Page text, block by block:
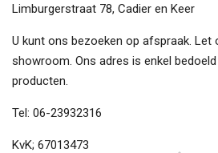
Limburgerstraat 78, Cadier en Keer
U kunt ons bezoeken op afspraak. Let
showroom. Ons adres is enkel
producten.
Tel: 06-23932316
KvK; 67013473